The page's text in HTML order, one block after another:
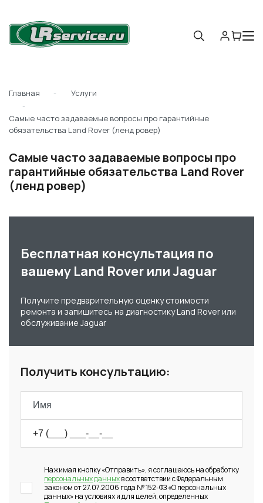
Главная Услуги
Самые часто задаваемые вопросы про гарантийные
обязательства Land Rover (ленд ровер)
Самые часто задаваемые вопросы про
гарантийные обязательства Land Rover
(ленд ровер)
Бесплатная консультация по
вашему Land Rover или Jaguar
Получите предварительную оценку стоимости
ремонта и запишитесь на диагностику Land Rover или
обслуживание Jaguar
Получить консультацию:
Нажимая кнопку «Отправить», я соглашаюсь на обработку
персональных данныхв соответствии с Федеральным
законом от 27.07.2006 года № 152-ФЗ «О персональных
данных» на условиях и для целей, определенных